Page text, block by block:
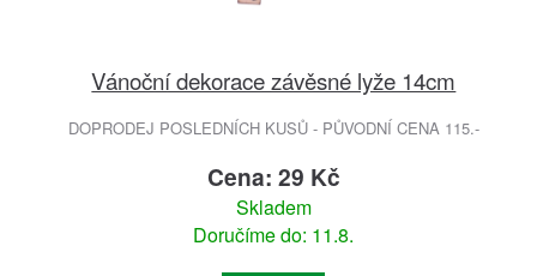
Vánoční dekorace závěsné lyže 14cm
DOPRODEJ POSLEDNÍCH KUSŮ - PŮVODNÍ CENA 115.-
Cena: 29 Kč
Skladem
Doručíme do: 11.8.